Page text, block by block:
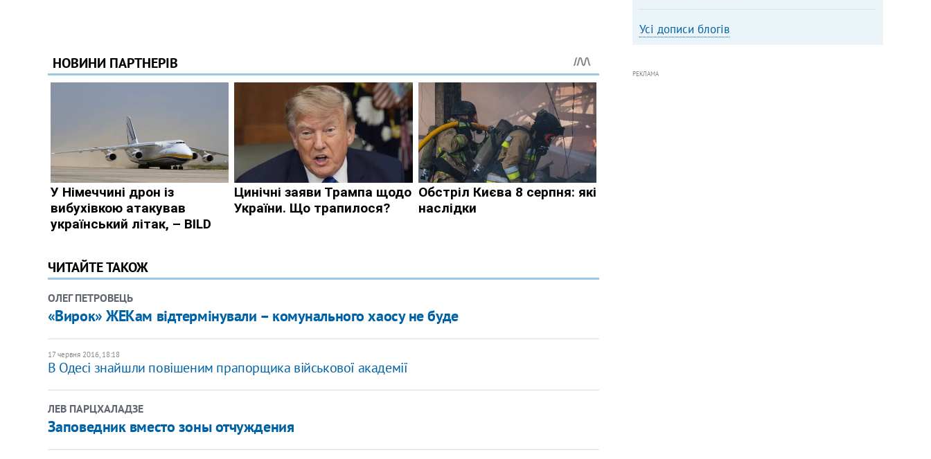
ЧИТАЙТЕ ТАКОЖ
ОЛЕГ ПЕТРОВЕЦЬ
«Вирок» ЖЕКам відтермінували – комунального хаосу не буде
17 червня 2016, 18:18
В Одесі знайшли повішеним прапорщика військової академії
ЛЕВ ПАРЦХАЛАДЗЕ
Заповедник вместо зоны отчуждения
Усі дописи блогів
РЕКЛАМА